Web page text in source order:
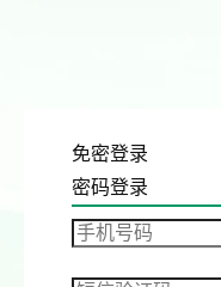
免密登录
密码登录